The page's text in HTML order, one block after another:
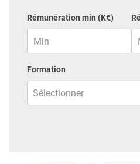
Rémunération min (K€)
Formation